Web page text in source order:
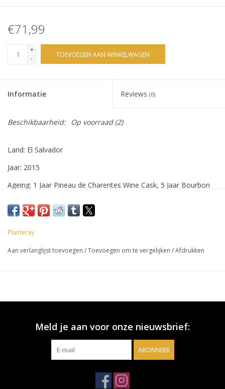
€71,99
+
-
TOEVOEGEN AAN WINKELWAGEN
Informatie Reviews (0)
Beschikbaarheid: Op voorraad(2)
Land: El Salvador
Jaar: 2015
Ageing: 1 Jaar Pineau de Charentes Wine Cask, 5 Jaar Bourbon
Alcohol Percentage: 48,6%
Planteray
Aan verlanglijst toevoegen /Toevoegen om te vergelijken /Afdrukken
Meld je aan voor onze nieuwsbrief:
ABONNEER